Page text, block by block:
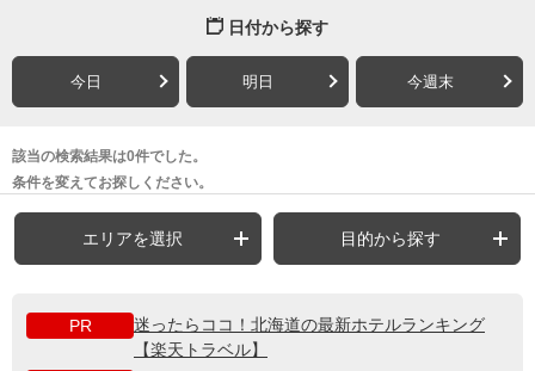
日付から探す
今日 明日 今週末
該当の検索結果は0件でした。
条件を変えてお探しください。
エリアを選択 目的から探す
PR
迷ったらココ！北海道の最新ホテルランキング
【楽天トラベル】